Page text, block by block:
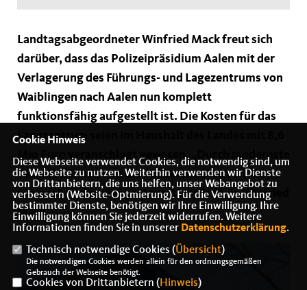
Landtagsabgeordneter Winfried Mack freut sich
darüber, dass das Polizeipräsidium Aalen mit der
Verlagerung des Führungs- und Lagezentrums von
Waiblingen nach Aalen nun komplett
funktionsfähig aufgestellt ist. Die Kosten für das
Lagezentrum seien im Haushalt des Landes mit 8,6
Mio Euro veranschlagt gewesen. „Durch modernste
Technik können nun die Polizeieinsätze von Aalen
aus noch wirksamer gesteuert werden“, so Winfried
Mack.
Cookie Hinweis
Diese Webseite verwendet Cookies, die notwendig sind, um
die Webseite zu nutzen. Weiterhin verwenden wir Dienste
von Drittanbietern, die uns helfen, unser Webangebot zu
verbessern (Website-Optmierung). Für die Verwendung
bestimmter Dienste, benötigen wir Ihre Einwilligung. Ihre
Einwilligung können Sie jederzeit widerrufen. Weitere
Informationen finden Sie in unserer Datenschutzerklärung.
Technisch notwendige Cookies (Übersicht)
Die notwendigen Cookies werden allein für den ordnungsgemäßen
Gebrauch der Webseite benötigt.
Cookies von Drittanbietern (Hinweis)